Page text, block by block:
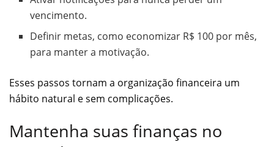
vencimento.
Definir metas, como economizar R$ 100 por mês,
para manter a motivação.
Esses passos tornam a organização financeira um
hábito natural e sem complicações.
Mantenha suas finanças no